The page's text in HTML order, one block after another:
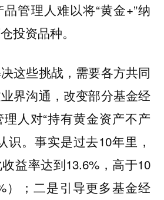
管理人难以将“黄金+”纳
投资品种。
这些挑战，需要各方共同
界沟通，改变部分基金经
人对“持有黄金资产不产
识。事实是过去10年里，
益率达到13.6%，高于10
）；二是引导更多基金经